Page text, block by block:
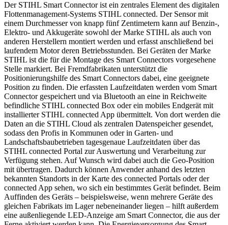
Der STIHL Smart Connector ist ein zentrales Element des digitalen
Flottenmanagement-Systems STIHL connected. Der Sensor mit
einem Durchmesser von knapp fünf Zentimetern kann auf Benzin-,
Elektro- und Akkugeräte sowohl der Marke STIHL als auch von
anderen Herstellern montiert werden und erfasst anschließend bei
laufendem Motor deren Betriebsstunden. Bei Geräten der Marke
STIHL ist die für die Montage des Smart Connectors vorgesehene
Stelle markiert. Bei Fremdfabrikaten unterstützt die
Positionierungshilfe des Smart Connectors dabei, eine geeignete
Position zu finden. Die erfassten Laufzeitdaten werden vom Smart
Connector gespeichert und via Bluetooth an eine in Reichweite
befindliche STIHL connected Box oder ein mobiles Endgerät mit
installierter STIHL connected App übermittelt. Von dort werden die
Daten an die STIHL Cloud als zentralen Datenspeicher gesendet,
sodass den Profis in Kommunen oder in Garten- und
Landschaftsbaubetrieben tagesgenaue Laufzeitdaten über das
STIHL connected Portal zur Auswertung und Verarbeitung zur
Verfügung stehen. Auf Wunsch wird dabei auch die Geo-Position
mit übertragen. Dadurch können Anwender anhand des letzten
bekannten Standorts in der Karte des connected Portals oder der
connected App sehen, wo sich ein bestimmtes Gerät befindet. Beim
Auffinden des Geräts – beispielsweise, wenn mehrere Geräte des
gleichen Fabrikats im Lager nebeneinander liegen – hilft außerdem
eine außenliegende LED-Anzeige am Smart Connector, die aus der